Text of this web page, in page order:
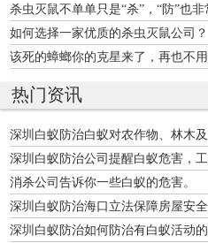
杀虫灭鼠不单单只是“杀”，“防”也
如何选择一家优质的杀虫灭鼠公司？
该死的蟑螂你的克星来了，再也不
热门资讯
深圳白蚁防治白蚁对农作物、林木
深圳白蚁防治公司提醒白蚁危害，
墙壁白蚁防治的方法
消杀公司告诉你一些白蚁的危害。
深圳白蚁防治海口立法保障房屋安
深圳白蚁防治如何防治有白蚁活动